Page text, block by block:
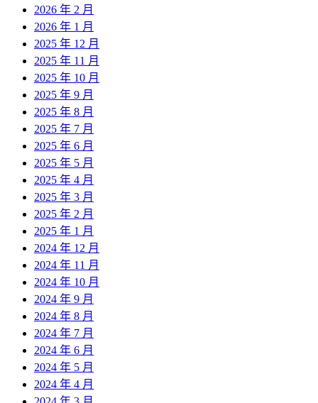
2026 年 2 月
2026 年 1 月
2025 年 12 月
2025 年 11 月
2025 年 10 月
2025 年 9 月
2025 年 8 月
2025 年 7 月
2025 年 6 月
2025 年 5 月
2025 年 4 月
2025 年 3 月
2025 年 2 月
2025 年 1 月
2024 年 12 月
2024 年 11 月
2024 年 10 月
2024 年 9 月
2024 年 8 月
2024 年 7 月
2024 年 6 月
2024 年 5 月
2024 年 4 月